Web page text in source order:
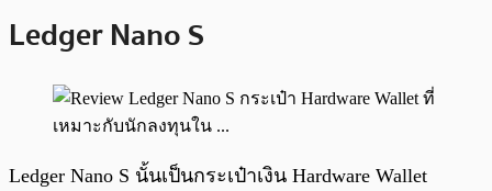
Ledger Nano S
Ledger Nano S นั้นเป็นกระเป๋าเงิน Hardware Wallet